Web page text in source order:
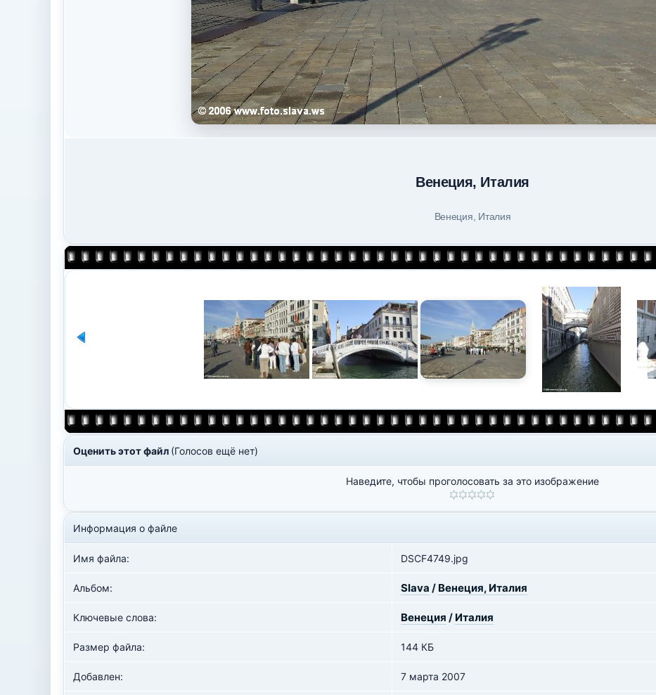
Венеция, Италия
Венеция, Италия
Оценить этот файл (Голосов ещё нет)
Наведите, чтобы проголосовать за это изображение
Информация о файле
Имя файла: DSCF4749.jpg
Альбом: Slava / Венеция, Италия
Ключевые слова: Венеция / Италия
Размер файла: 144 КБ
Добавлен: 7 марта 2007